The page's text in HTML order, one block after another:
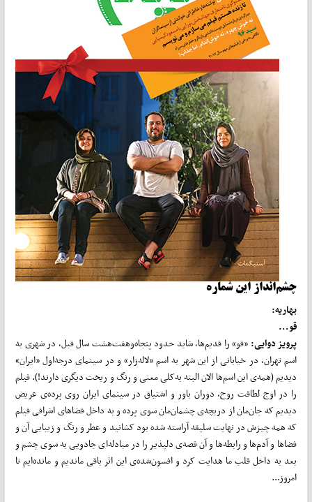
چشم‌انداز این شماره
بهاریه:
قو...
پرویز دوایی:«قو» را قدیم‌ها، شاید حدود پنجاه‌و‌هفت‌هشت سال قبل، در شهری به
اسم تهران، در خیابانی از این شهر به اسم «لاله‌زار» و در سینمای درجه‌اول «ایران»
دیدیم (همه‌ی این اسم‌ها الان البته به‌کلی معنی و رنگ و ریخت دیگری دارند!). فیلم
را در اوج لطافت روح، دوران باور و اشتیاق در سینمای ایران روی پرده‌ی عریض
دیدیم که جان‌مان از دریچه‌ی چشمان‌مان سوی پرده و به داخل فضاهای اشرافی فیلم
که همه ‌چیزش در نهایت سلیقه آراسته شده بود کشانید و عطر و رنگ و زیبایی آن و
فضاها و آدم‌ها و رابطه‌ها و آن قصه‌ی دلپذیر را در مبادله‌ای جادویی به سوی چشم و
بعد به داخل قلب ما هدایت کرد و افسون‌شده‌ی این اثر باقی ماندیم و مانده‌ایم تا
امروز...